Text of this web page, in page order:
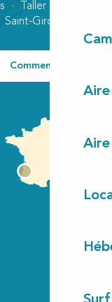
Taller
Saint-Girons plage
Comment venir ?